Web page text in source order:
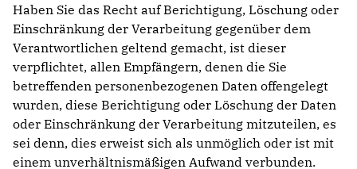
Haben Sie das Recht auf Berichtigung, Löschung oder
Einschränkung der Verarbeitung gegenüber dem
Verantwortlichen geltend gemacht, ist dieser
verpflichtet, allen Empfängern, denen die Sie
betreffenden personenbezogenen Daten offengelegt
wurden, diese Berichtigung oder Löschung der Daten
oder Einschränkung der Verarbeitung mitzuteilen, es
sei denn, dies erweist sich als unmöglich oder ist mit
einem unverhältnismäßigen Aufwand verbunden.